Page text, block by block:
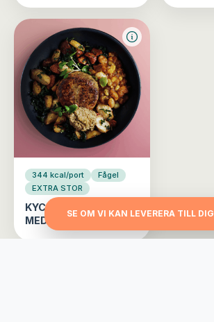
344 kcal/port
Fågel
EXTRA STOR
KYCKLINGBIFF
MEDELHAVET
SE OM VI KAN LEVERERA TILL DIG